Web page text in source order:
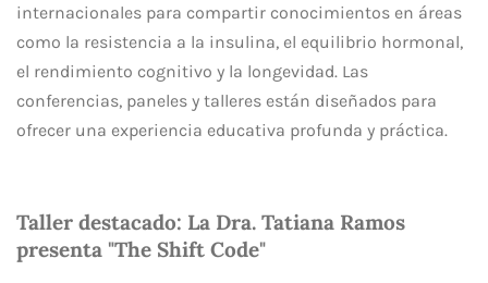
internacionales para compartir conocimientos en áreas
como la resistencia a la insulina, el equilibrio hormonal,
el rendimiento cognitivo y la longevidad. Las
conferencias, paneles y talleres están diseñados para
ofrecer una experiencia educativa profunda y práctica.
Taller destacado: La Dra. Tatiana Ramos
presenta "The Shift Code"